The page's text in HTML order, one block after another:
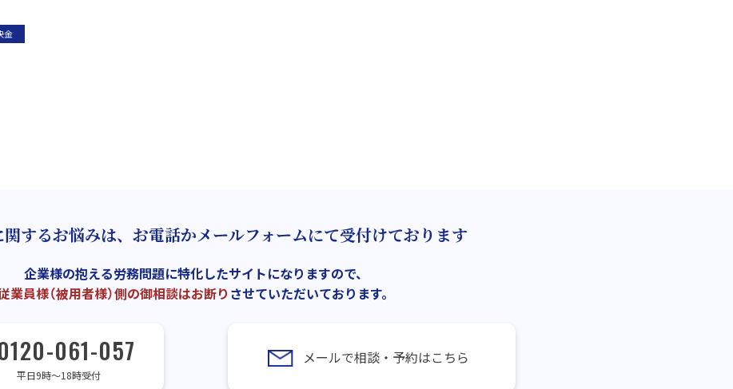
金
するお悩みは、お電話かメールフォームにて受付けております
企業様の抱える労務問題に特化したサイトになりますので、
業員様（被用者様）側の御相談はお断り させていただいております。
061-057
平日9時～18時受付
メールで相談・予約はこちら